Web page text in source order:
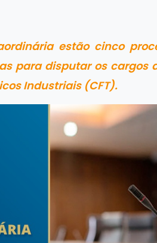
estão cinco
para disputar os cargos
Industriais (CFT).